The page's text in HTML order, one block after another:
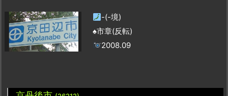
-(-境)
♠市章(反転)
2008.09